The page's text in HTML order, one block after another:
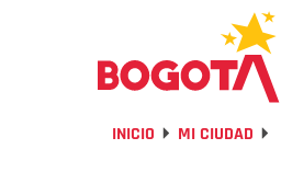
INICIO MI CIUDAD